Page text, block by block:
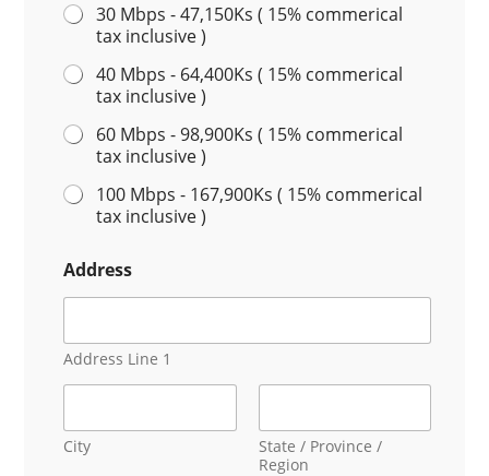
d
30 Mbps - 47,150Ks ( 15% commerical
tax inclusive )
40 Mbps - 64,400Ks ( 15% commerical
tax inclusive )
60 Mbps - 98,900Ks ( 15% commerical
tax inclusive )
100 Mbps - 167,900Ks ( 15% commerical
tax inclusive )
Address
Address Line 1
City
State / Province /
Region